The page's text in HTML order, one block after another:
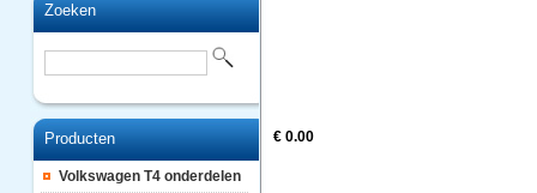
Zoeken
Producten
Volkswagen T4 onderdelen
€ 0.00